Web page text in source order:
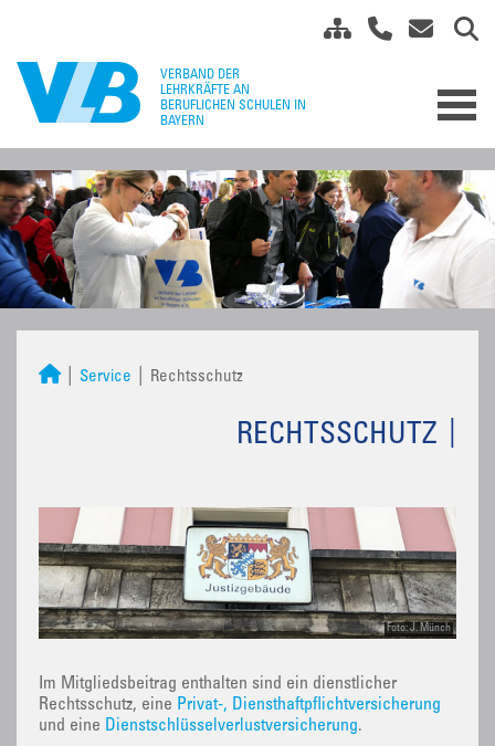
Service Rechtsschutz
RECHTSSCHUTZ
Foto: J. Münch
Im Mitgliedsbeitrag enthalten sind ein dienstlicher
Rechtsschutz, eine Privat-, Diensthaftpflichtversicherung
und eine Dienstschlüsselverlustversicherung.